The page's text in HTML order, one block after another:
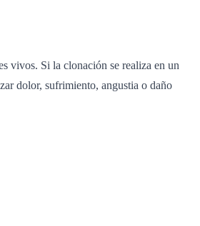
vivos. Si la clonación se realiza en un
dolor, sufrimiento, angustia o daño